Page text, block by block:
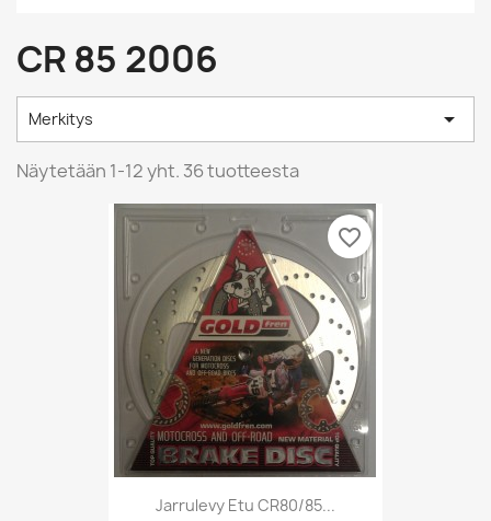
CR 85 2006
Merkitys 
Näytetään 1-12 yht. 36 tuotteesta
Jarrulevy Etu CR80/85...
favorite_border